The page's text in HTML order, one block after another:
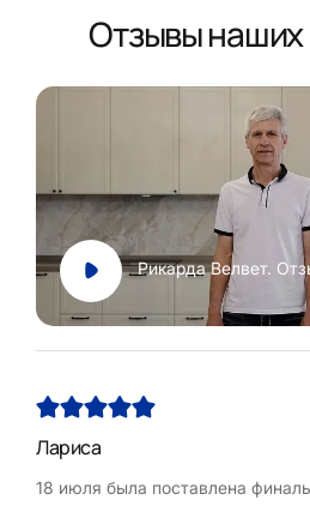
Отзывы наших
Рикарда Велвет.
Лариса
18 июля была поставлена